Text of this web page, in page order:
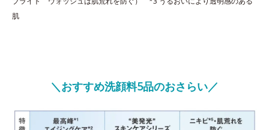
肌
＼おすすめ洗顔料5品のおさらい／